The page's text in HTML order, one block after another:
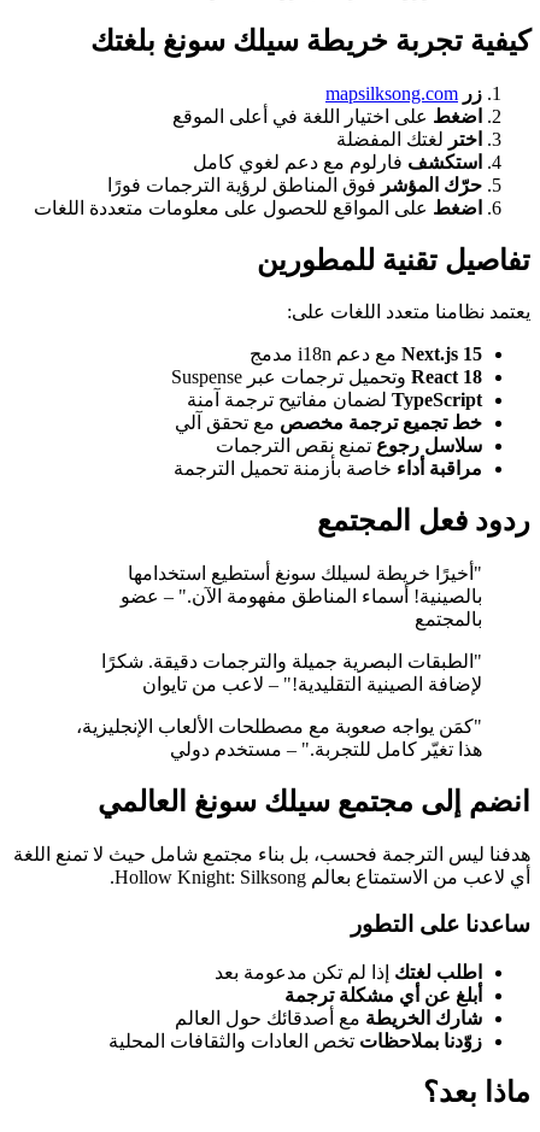
كيفية تجربة خريطة سيلك سونغ بلغتك
زر mapsilksong.com
اضغط على اختيار اللغة في أعلى الموقع
اختر لغتك المفضلة
استكشف فارلوم مع دعم لغوي كامل
حرّك المؤشر فوق المناطق لرؤية الترجمات فورًا
اضغط على المواقع للحصول على معلومات متعددة اللغات
تفاصيل تقنية للمطورين
يعتمد نظامنا متعدد اللغات على:
Next.js 15 مع دعم i18n مدمج
React 18 وتحميل ترجمات عبر Suspense
TypeScript لضمان مفاتيح ترجمة آمنة
خط تجميع ترجمة مخصص مع تحقق آلي
سلاسل رجوع تمنع نقص الترجمات
مراقبة أداء خاصة بأزمنة تحميل الترجمة
ردود فعل المجتمع
"أخيرًا خريطة لسيلك سونغ أستطيع استخدامها
بالصينية! أسماء المناطق مفهومة الآن." – عضو
بالمجتمع
"الطبقات البصرية جميلة والترجمات دقيقة. شكرًا
لإضافة الصينية التقليدية!" – لاعب من تايوان
"كمَن يواجه صعوبة مع مصطلحات الألعاب الإنجليزية،
هذا تغيّر كامل للتجربة." – مستخدم دولي
انضم إلى مجتمع سيلك سونغ العالمي
هدفنا ليس الترجمة فحسب، بل بناء مجتمع شامل حيث لا تمنع اللغة
أي لاعب من الاستمتاع بعالم Hollow Knight: Silksong.
ساعدنا على التطور
اطلب لغتك إذا لم تكن مدعومة بعد
أبلغ عن أي مشكلة ترجمة
شارك الخريطة مع أصدقائك حول العالم
زوّدنا بملاحظات تخص العادات والثقافات المحلية
ماذا بعد؟